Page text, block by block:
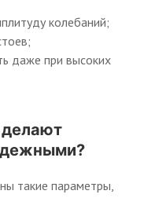
колебаний;
даже при высоких
делают
такие параметры,